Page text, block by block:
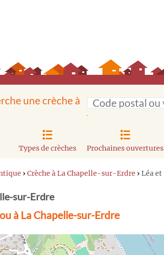
une crèche à
Types de crèches Prochaines ouvertures
› Crèche à La Chapelle-sur-Erdre › Léa et
sur-Erdre
à La Chapelle-sur-Erdre